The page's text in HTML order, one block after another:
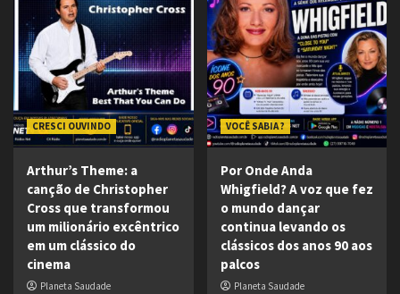
CRESCI OUVINDO
Arthur’s Theme: a
canção de Christopher
Cross que transformou
um milionário excêntrico
em um clássico do
cinema
Planeta Saudade
VOCÊ SABIA ?
Por Onde Anda
Whigfield? A voz que fez
o mundo dançar
continua levando os
clássicos dos anos 90 aos
palcos
Planeta Saudade